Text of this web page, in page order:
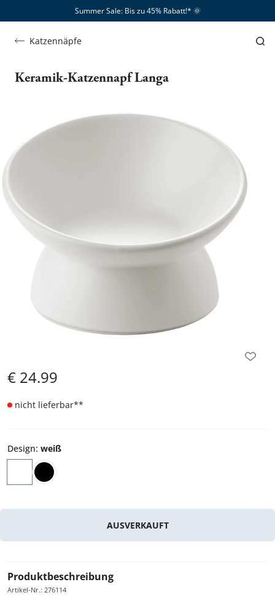
Summer Sale: Bis zu 45% Rabatt!*​ 🌞
Katzennäpfe
Keramik-Katzennapf Langa
€ 24.99
nicht lieferbar**
Design: weiß
AUSVERKAUFT
Produktbeschreibung
Artikel-Nr.: 276114